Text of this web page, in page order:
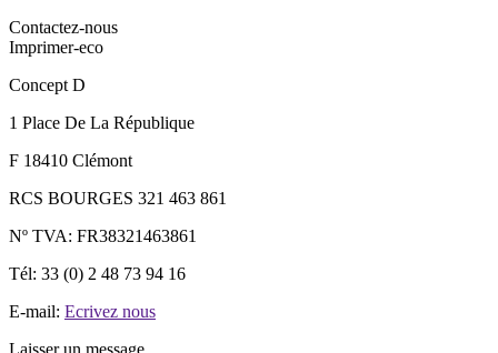
Contactez-nous
Imprimer-eco
Concept D
1 Place De La République
F 18410 Clémont
RCS BOURGES 321 463 861
Nº TVA: FR38321463861
Tél: 33 (0) 2 48 73 94 16
E-mail: Ecrivez nous
Laisser un message